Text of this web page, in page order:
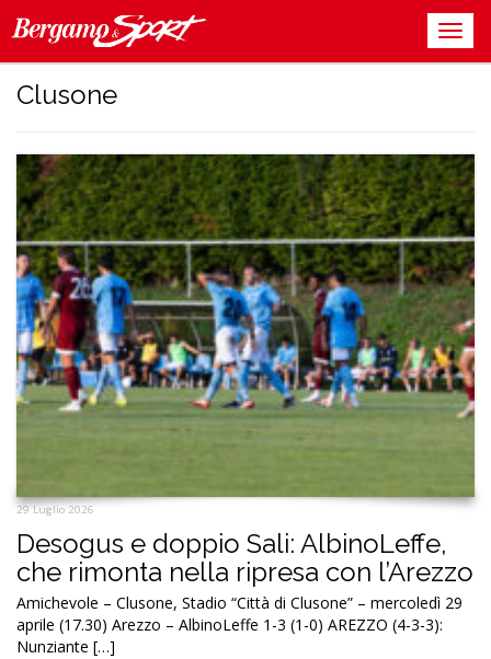
Clusone
29 Luglio 2026
Desogus e doppio Sali: AlbinoLeffe,
che rimonta nella ripresa con l’Arezzo
Amichevole – Clusone, Stadio “Città di Clusone” – mercoledì 29
aprile (17.30) Arezzo – AlbinoLeffe 1-3 (1-0) AREZZO (4-3-3):
Nunziante […]